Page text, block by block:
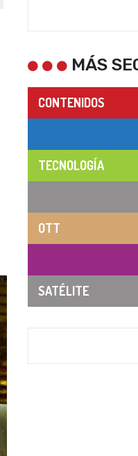
MÁS
CONTENIDOS
TECNOLOGÍA
OTT
SATÉLITE